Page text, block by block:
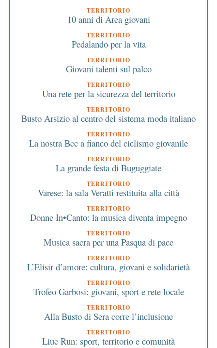
TERRITORIO
10 anni di Area giovani
TERRITORIO
Pedalando per la vita
TERRITORIO
Giovani talenti sul palco
TERRITORIO
Una rete per la sicurezza del territorio
TERRITORIO
Busto Arsizio al centro del sistema moda italiano
TERRITORIO
La nostra Bcc a fianco del ciclismo giovanile
TERRITORIO
La grande festa di Buguggiate
TERRITORIO
Varese: la sala Veratti restituita alla città
TERRITORIO
Donne In•Canto: la musica diventa impegno
TERRITORIO
Musica sacra per una Pasqua di pace
TERRITORIO
L’Elisir d’amore: cultura, giovani e solidarietà
TERRITORIO
Trofeo Garbosi: giovani, sport e rete locale
TERRITORIO
Alla Busto di Sera corre l’inclusione
TERRITORIO
Liuc Run: sport, territorio e comunità